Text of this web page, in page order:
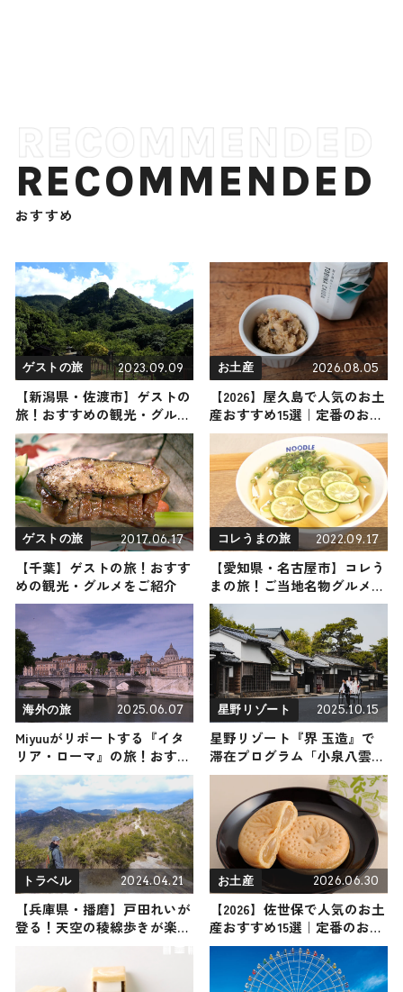
RECOMMENDED
おすすめ
ゲストの旅 2023.09.09
【新潟県・佐渡市】ゲストの
旅！おすすめの観光・グルメ
をご紹介
お土産 2026.08.05
【2026】屋久島で人気のお土
産おすすめ15選｜定番のお菓
子から屋久島限定、ばらまき
用まで幅広く紹介
ゲストの旅 2017.06.17
【千葉】ゲストの旅！おすす
めの観光・グルメをご紹介
コレうまの旅 2022.09.17
【愛知県・名古屋市】コレう
まの旅！ご当地名物グルメを
お届け
海外の旅 2025.06.07
Miyuuがリポートする『イタ
リア・ローマ』の旅！おすす
め観光スポットやグルメを紹
介 2025年6月7日放送
星野リゾート 2025.10.15
星野リゾート『界 玉造』で
滞在プログラム「小泉八雲を
辿る旅」開催中！ 連続テレ
ビ小説の舞台・松江で文豪の
足跡を辿ろう
トラベル 2024.04.21
【兵庫県・播磨】戸田れいが
登る！天空の稜線歩きが楽し
位山（登山で頂きメシ！コラ
ボ企画）
お土産 2026.06.30
【2026】佐世保で人気のお土
産おすすめ15選｜定番のお菓
子からばらまき用、ご当地グ
ルメまで幅広く紹介